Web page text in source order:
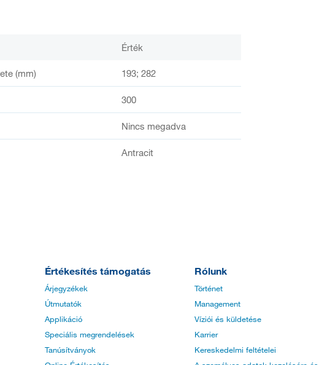
Érték
(mm) 193; 282
300
Nincs megadva
Antracit
Értékesítés támogatás
Árjegyzékek
Útmutatók
Applikáció
Speciális megrendelések
Tanúsítványok
Rólunk
Történet
Management
Víziói és küldetése
Karrier
Kereskedelmi feltételei